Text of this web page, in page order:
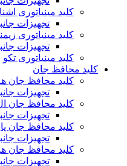
کلید مینیاتوری
تجهیزات
کلید مینیاتوری
تجهیزات
کلید مینیاتوری تکو
کلید محافظ جان
کلید محافظ جان
تجهیزات
کلید محافظ جان
تجهیزات
کلید محافظ جان
تجهیزات
کلید محافظ جان
تجهیزات